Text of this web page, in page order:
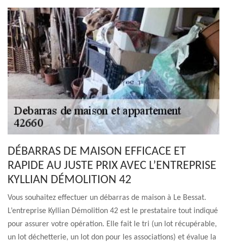
DÉBARRAS DE MAISON EFFICACE ET
RAPIDE AU JUSTE PRIX AVEC L’ENTREPRISE
KYLLIAN DÉMOLITION 42
Vous souhaitez effectuer un débarras de maison à Le Bessat.
L’entreprise Kyllian Démolition 42 est le prestataire tout indiqué
pour assurer votre opération. Elle fait le tri (un lot récupérable,
un lot déchetterie, un lot don pour les associations) et évalue la